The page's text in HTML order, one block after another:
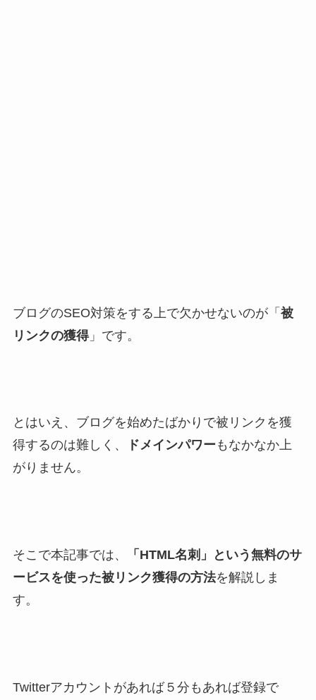
ブログのSEO対策をする上で欠かせないのが「 被
リンクの獲得」です。
とはいえ、ブログを始めたばかりで被リンクを獲
得するのは難しく、
ドメインパワー もなかなか上
がりません。
そこで本記事では、
「HTML名刺」という無料のサ
ービスを使った被リンク獲得の方法を解説しま
す。
Twitterアカウントがあれば５分もあれば登録で